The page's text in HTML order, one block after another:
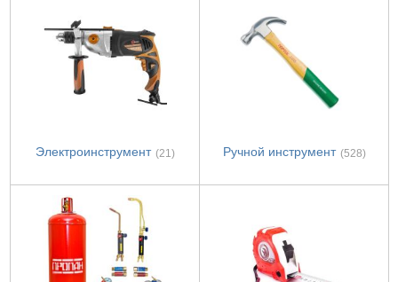
Электроинструмент (21) Ручной инструмент (528)